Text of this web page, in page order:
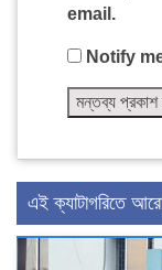
email.
Notify
এই ক্যাটাগরিতে